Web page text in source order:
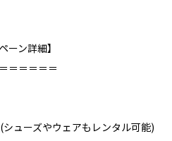
ーン詳細】⁣
＝＝＝＝＝⁣
シューズやウェアもレンタル可能)